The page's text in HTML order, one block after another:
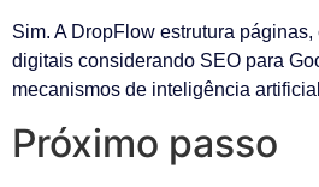
Sim. A DropFlow estrutura
digitais considerando SEO para
mecanismos de inteligência
Próximo passo